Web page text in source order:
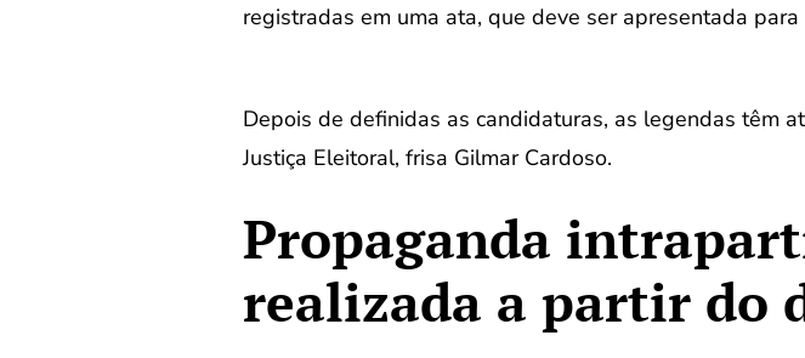
registradas em uma ata, que deve ser apresentada
Depois de definidas as candidaturas, as legendas têm
Justiça Eleitoral, frisa Gilmar Cardoso.
Propaganda
realizada a partir do